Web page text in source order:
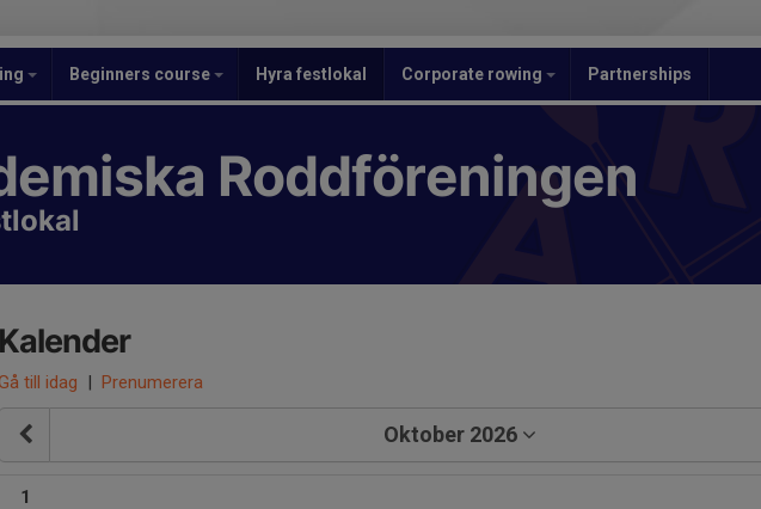
Beginners course Hyra festlokal Corporate rowing Partnerships
Roddföreningen
Kalender
till idag | Prenumerera
Oktober 2026
1